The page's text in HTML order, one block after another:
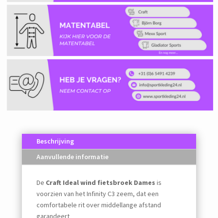
Beschrijving
Aanvullende informatie
De Craft Ideal wind fietsbroek Dames is
voorzien van het Infinity C3 zeem, dat een
comfortabele rit over middellange afstand
garandeert